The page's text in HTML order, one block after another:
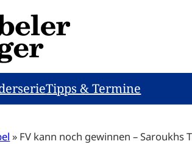
Tipps & Termine
» FV kann noch gewinnen –